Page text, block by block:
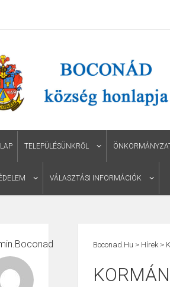
TELEPÜLÉSÜNKRŐL
VÁLASZTÁSI INFORMÁCIÓK
Boconad.hu > Hírek>